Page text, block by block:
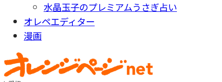
水晶玉子のプレミアムうさぎ占い
オレペエディター
漫画